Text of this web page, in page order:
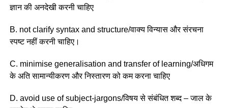
ज्ञान की अनदेखी करनी चाहिए
B. not clarify syntax and structure/वाक्य विन्यास और संरचना
स्पष्ट नहीं करनी चाहिए।
C. minimise generalisation and transfer of learning/अधिगम
के अति सामान्यीकरण और निस्तारण को कम करना चाहिए
D. avoid use of subject-jargons/विषय से संबंधित शब्द – जाल के